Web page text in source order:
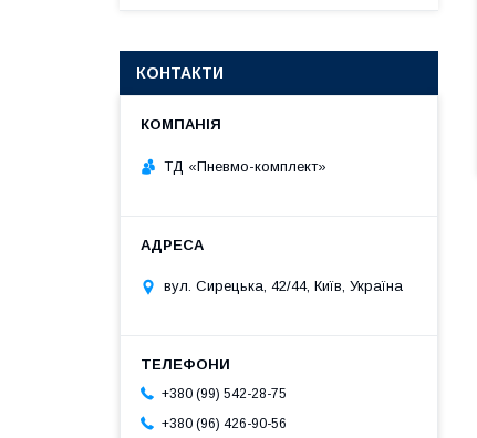
КОНТАКТИ
ТД «Пневмо-комплект»
вул. Сирецька, 42/44, Київ, Україна
+380 (99) 542-28-75
+380 (96) 426-90-56